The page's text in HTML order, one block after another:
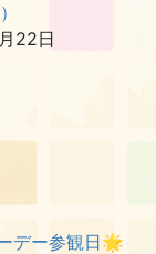
22日
デー参観日🌟